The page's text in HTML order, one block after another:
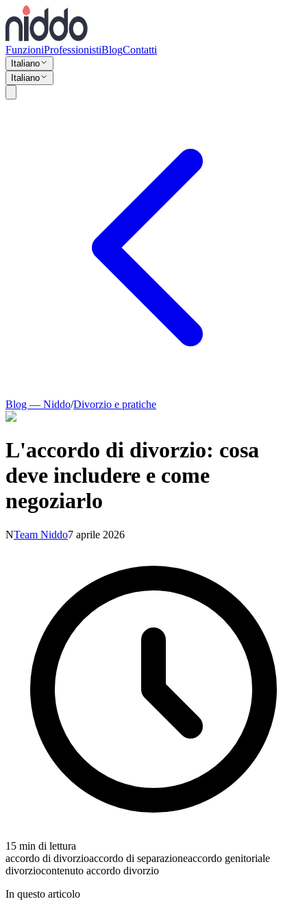
FunzioniProfessionistiBlogContatti
Italiano
Italiano
Blog — Niddo/Divorzio e pratiche
L'accordo di divorzio: cosa
deve includere e come
negoziarlo
NTeam Niddo7 aprile 2026
15 min di lettura
accordo di divorzioaccordo di separazioneaccordo genitoriale
divorziocontenuto accordo divorzio
In questo articolo